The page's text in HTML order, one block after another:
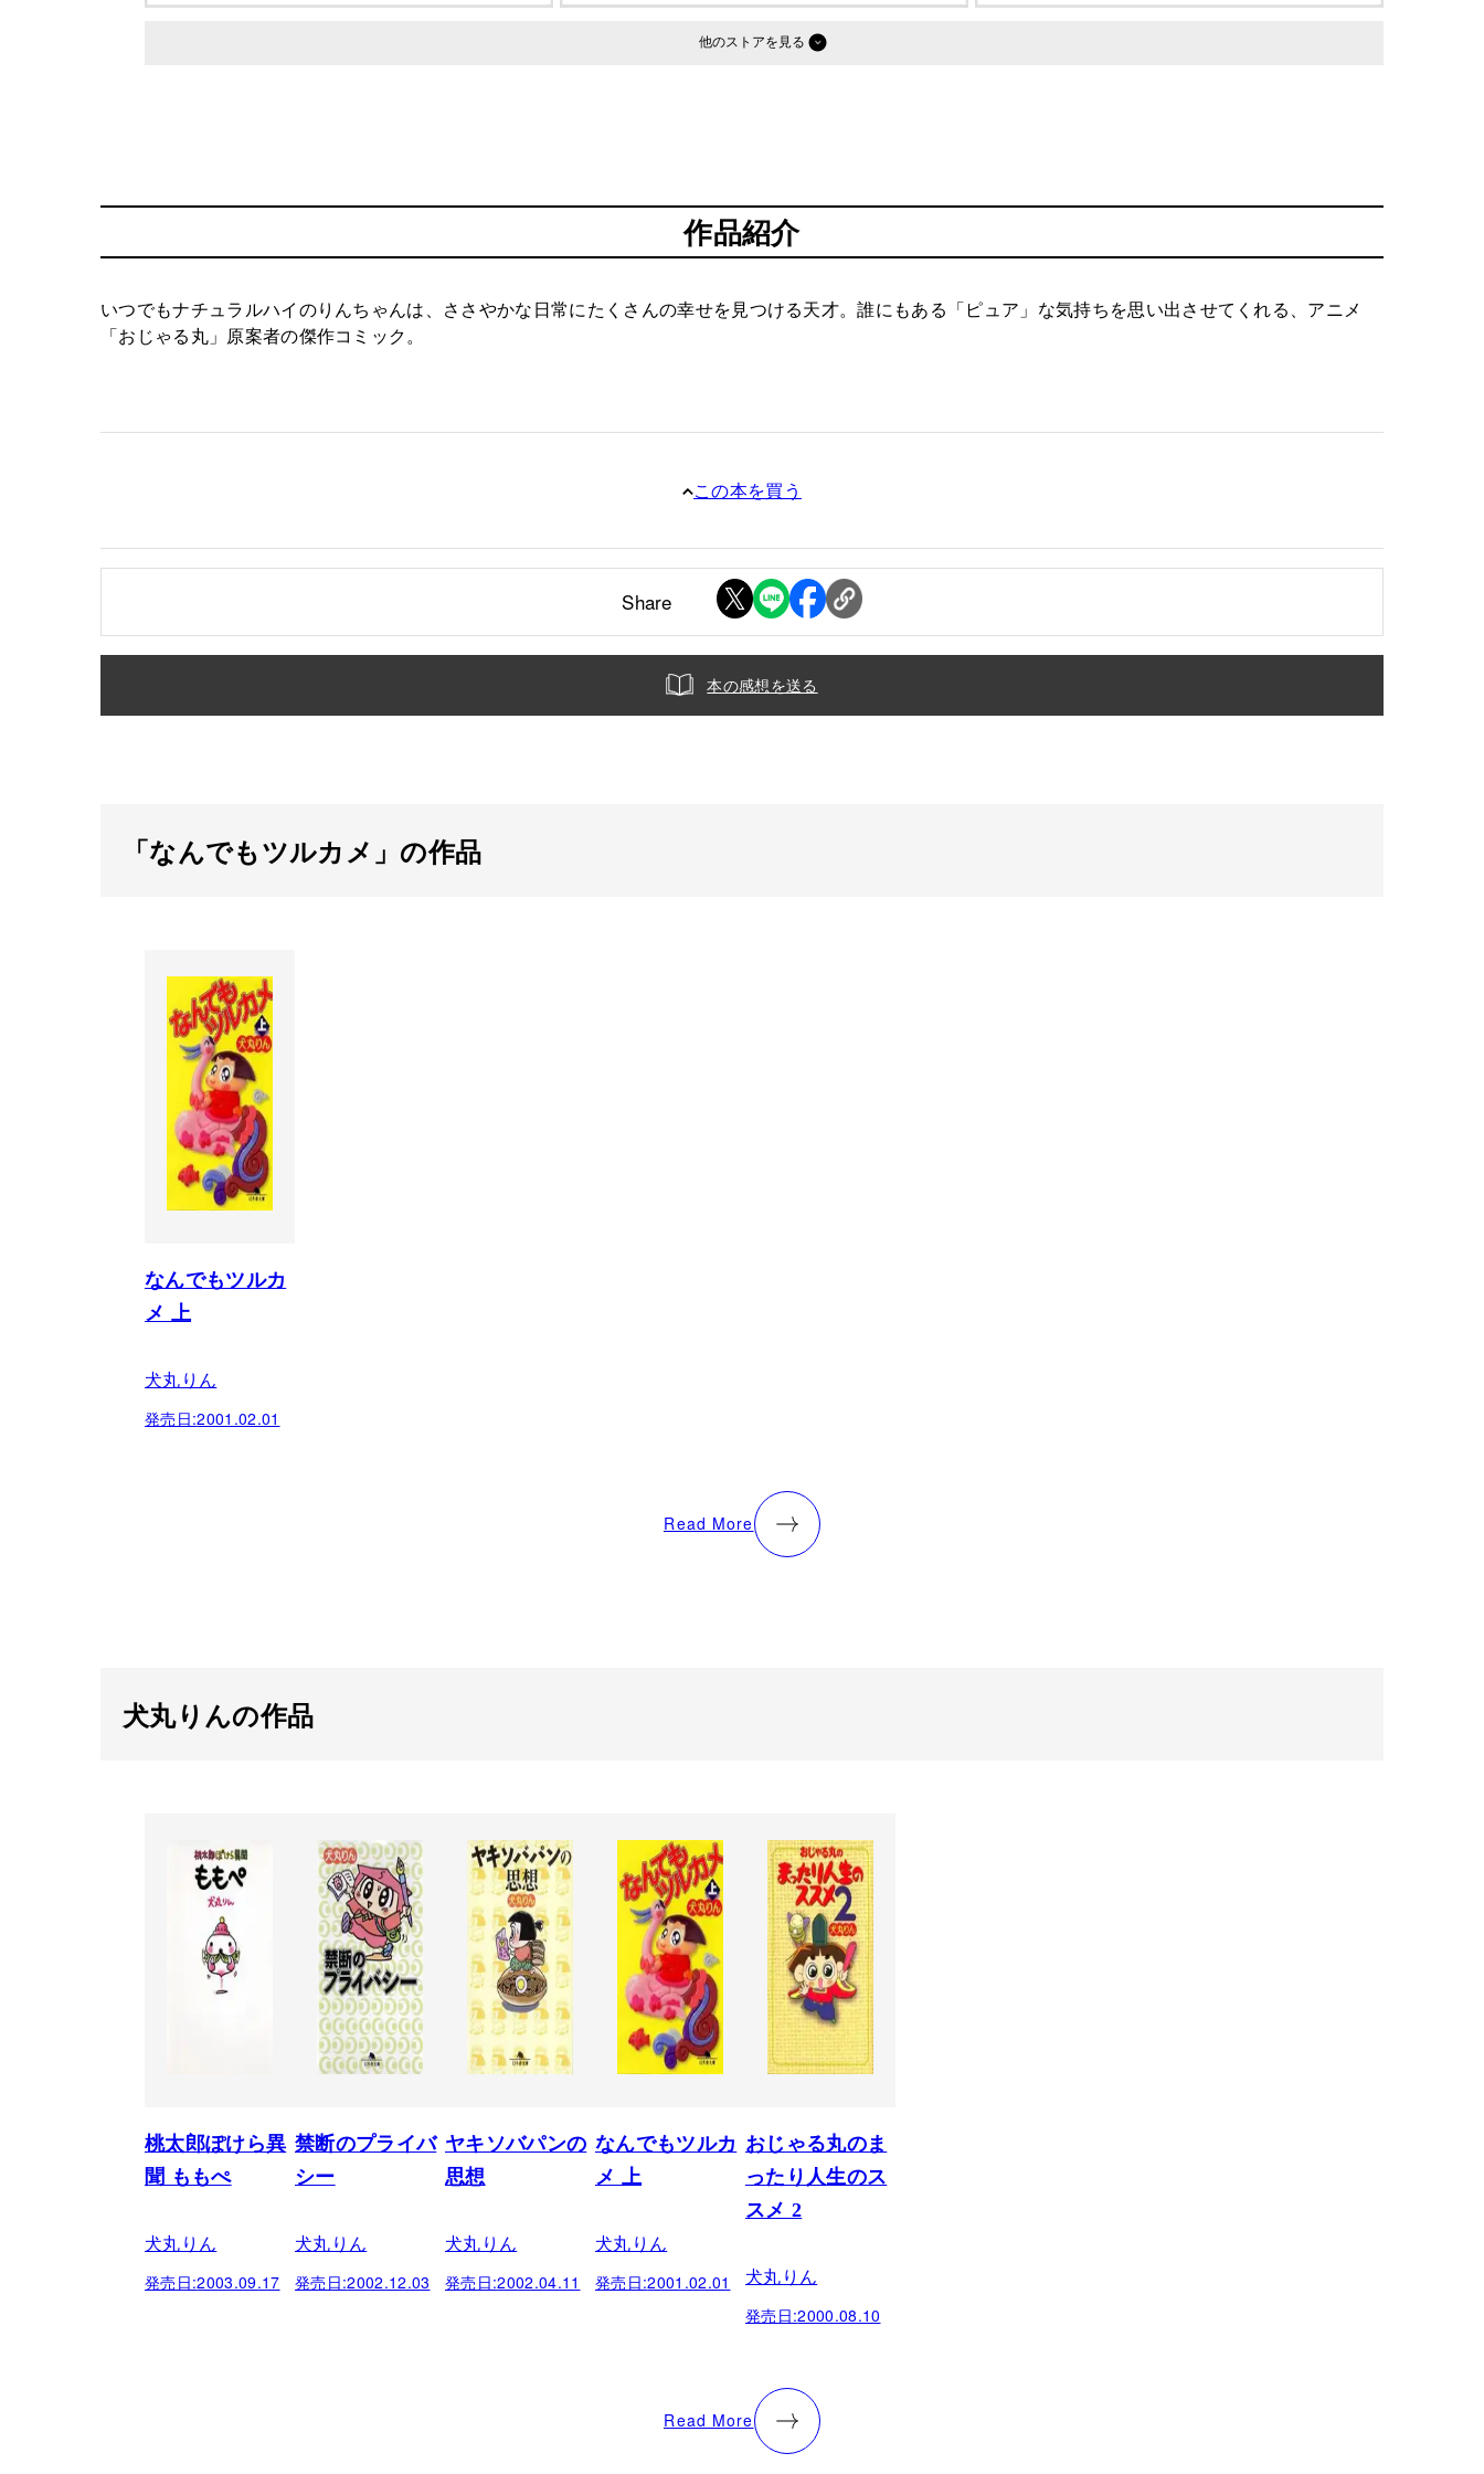
他のストア
作品紹介
いつでもナチュラルハイのりんちゃんは、ささやかな日常にたくさんの幸せを見つける天才。誰にもある「ピュア」な気持ちを思い出させてくれる、アニメ
「おじゃる丸」原案者の傑作コミック。
この本を買う
Share
本の感想を送る
「なんでもツルカメ」の作品
なんでもツルカ
メ 上
犬丸りん
発売日:2001.02.01
Read More
犬丸りんの作品
桃太郎ぽけら異
聞 ももぺ
犬丸りん
発売日:2003.09.17
禁断のプライバ
シー
犬丸りん
発売日:2002.12.03
ヤキソバパンの
思想
犬丸りん
発売日:2002.04.11
なんでもツルカ
メ 上
犬丸りん
発売日:2001.02.01
おじゃる丸のま
ったり人生のス
スメ 2
犬丸りん
発売日:2000.08.10
Read More